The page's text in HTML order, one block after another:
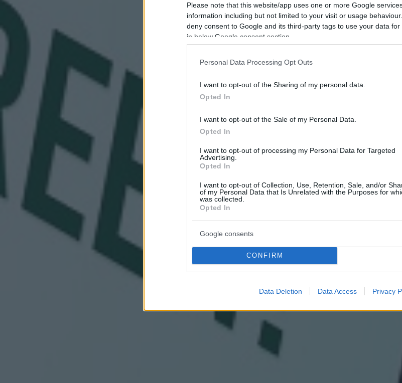
Please note that this website/app uses one or more Google
information including but not limited to your visit or usage
deny consent to Google and its third-party tags to use your data
in below Google consent section.
Personal Data Processing Opt Outs
I want to opt-out of the Sharing of my personal data.
Opted In
I want to opt-out of the Sale of my Personal Data.
Opted In
I want to opt-out of processing my Personal Data for Targeted
Advertising.
Opted In
I want to opt-out of Collection, Use, Retention, Sale, and/or
of my Personal Data that Is Unrelated with the Purposes for
was collected.
Opted In
Google consents
CONFIRM
Data Deletion Data Access Privacy